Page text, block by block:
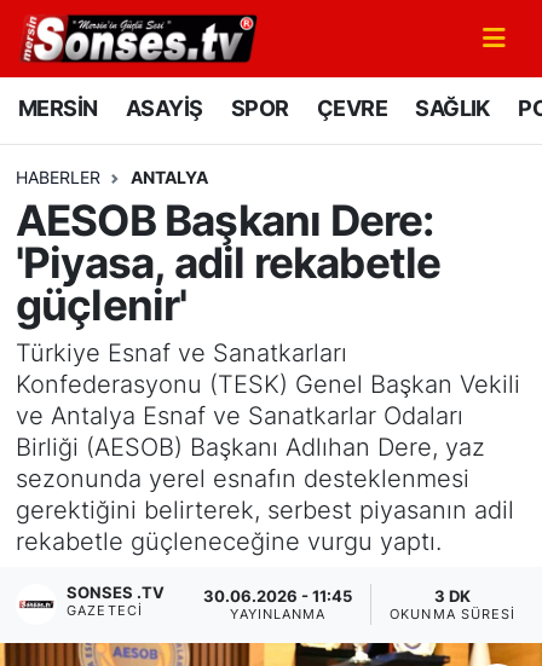
MERSİN ASAYİŞ SPOR ÇEVRE SAĞLIK
HABERLER ANTALYA
AESOB Başkanı Dere:
'Piyasa, adil rekabetle
güçlenir'
Türkiye Esnaf ve Sanatkarları
Konfederasyonu (TESK) Genel Başkan Vekili
ve Antalya Esnaf ve Sanatkarlar Odaları
Birliği (AESOB) Başkanı Adlıhan Dere, yaz
sezonunda yerel esnafın desteklenmesi
gerektiğini belirterek, serbest piyasanın adil
rekabetle güçleneceğine vurgu yaptı.
SONSES .TV
GAZETECI
30.06.2026 - 11:45
YAYINLANMA
3 DK
OKUNMA SÜRESI
MERSİN
SPOR
GÜNÜN MANŞETİ
DÜNYA
KÜLTÜR - SANAT
MAGAZİN
SAĞLIK
Siyaset
YEREL HABER
Mersin Nöbetçi Eczaneler
Mersin Namaz Vakitleri
Mersin Trafik Yoğunluk Haritası
Süper Lig Puan Durumu ve Fikstür
Tüm Manşetler
Son Dakika Haberleri
Haber Arşivi